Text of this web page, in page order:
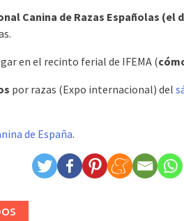
Canina de Razas Españolas (el
en el recinto ferial de IFEMA (
por razas (Expo internacional) del
de España.